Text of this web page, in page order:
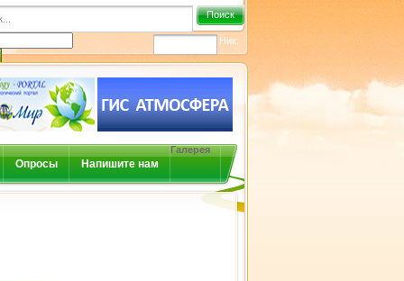
Поиск
Ник:
Галерея
Опросы Напишите нам